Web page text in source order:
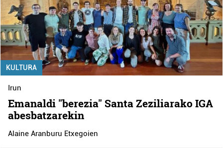
KULTURA
Irun
Emanaldi "berezia" Santa Zeziliarako IGA
abesbatzarekin
Alaine Aranburu Etxegoien